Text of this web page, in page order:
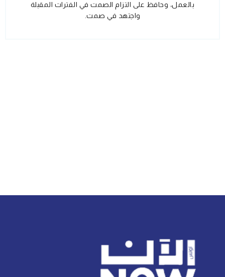
بالعمل، وحافظ على التزام الصمت في الفترات المقبلة
واجتهد في صمت.